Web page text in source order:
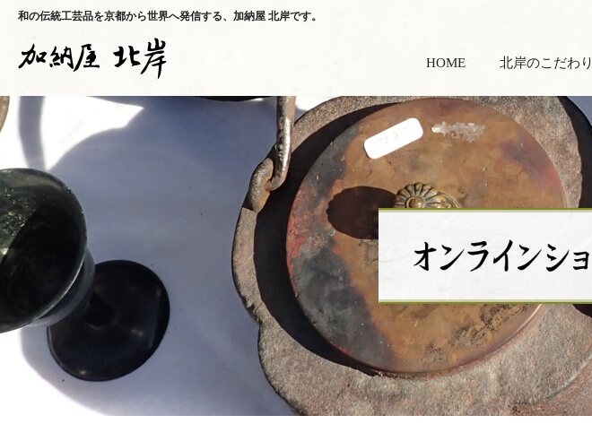
和の伝統工芸品を京都から世界へ発信する、加納屋 北岸です。
HOME 北岸のこだわり